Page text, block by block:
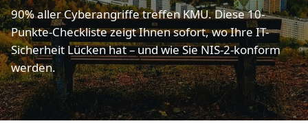
90% aller Cyberangriffe treffen KMU. Diese 10-
Punkte-Checkliste zeigt Ihnen sofort, wo Ihre IT-
Sicherheit Lücken hat – und wie Sie NIS-2-konform
werden.